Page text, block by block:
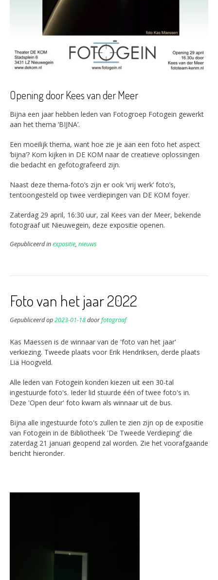
Opening door Kees van der Meer
Bijna een jaar hebben leden van Fotogroep Fotogein gewerkt
aan het thema ‘BIJNA’.
Een moeilijk thema, want hoe zie je aan een foto het aspect
‘bijna’? Kom kijken in DE KOM naar de creatieve oplossingen
die bedacht en gefotografeerd zijn.
Naast deze thema-foto’s zijn er ook ‘vrij werk’ foto’s,
tentoongesteld op twee verdiepingen van DE KOM foyer.
Zaterdag 29 april, 16:30 uur, zal Kees van der Meer, bekende
fotograaf uit Nieuwegein, deze expositie openen.
Gepubliceerd inexpositie, nieuws
Foto van het jaar 2022
Gepubliceerd op2023-01-18doorfotograaf
Kas Maessen is de winnaar van de 'foto van het jaar'
verkiezing. Tweede plaats voor Erik Hendriksen, derde plaats
Lia Hoogveld.
Alle leden van Fotogein konden kiezen uit een 30-tal
ingestuurde foto's. Ieder lid stuurde één of twee foto's in.
Deze 'Open deur' foto kwam als winnaar uit de bus.
Bijna alle ingestuurde foto's zullen te zien zijn op de expositie
van Fotogein in de Bibliotheek 'De Tweede Verdieping' die
zaterdag 21 januari geopend zal worden. Zie het voorafgaande
bericht hieronder.